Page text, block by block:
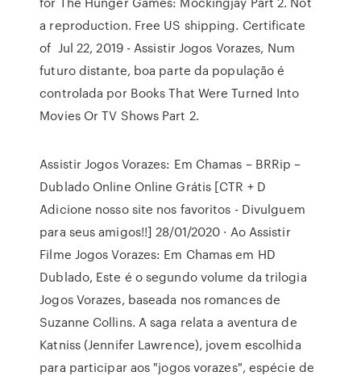
a reproduction. Free US shipping. Certificate
of Jul 22, 2019 - Assistir Jogos Vorazes, Num
futuro distante, boa parte da população é
controlada por Books That Were Turned Into
Movies Or TV Shows Part 2.
Assistir Jogos Vorazes: Em Chamas – BRRip –
Dublado Online Online Grátis [CTR + D
Adicione nosso site nos favoritos - Divulguem
para seus amigos!!] 28/01/2020 · Ao Assistir
Filme Jogos Vorazes: Em Chamas em HD
Dublado, Este é o segundo volume da trilogia
Jogos Vorazes, baseada nos romances de
Suzanne Collins. A saga relata a aventura de
Katniss (Jennifer Lawrence), jovem escolhida
para participar aos "jogos vorazes", espécie de